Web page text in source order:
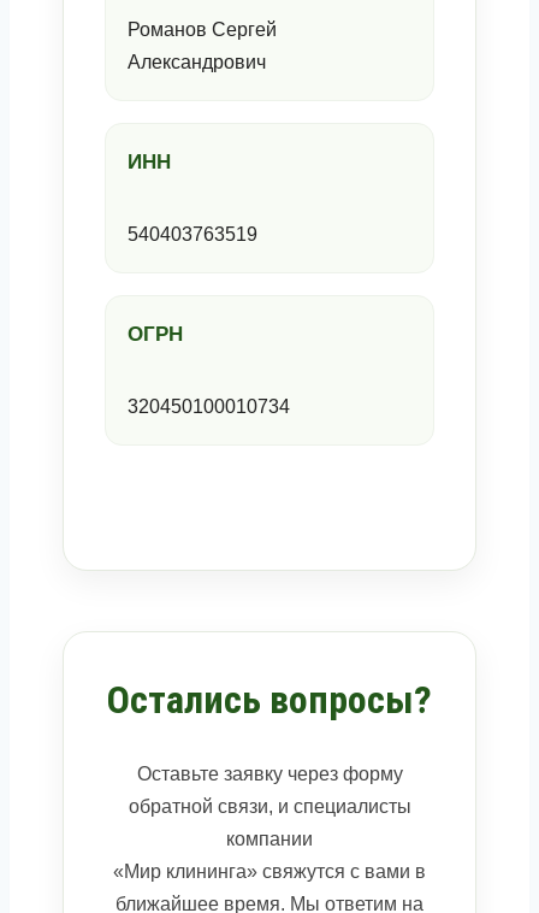
Романов Сергей
Александрович
ИНН
540403763519
ОГРН
320450100010734
Остались вопросы?
Оставьте заявку через форму
обратной связи, и специалисты
компании
«Мир клининга» свяжутся с вами в
ближайшее время. Мы ответим на